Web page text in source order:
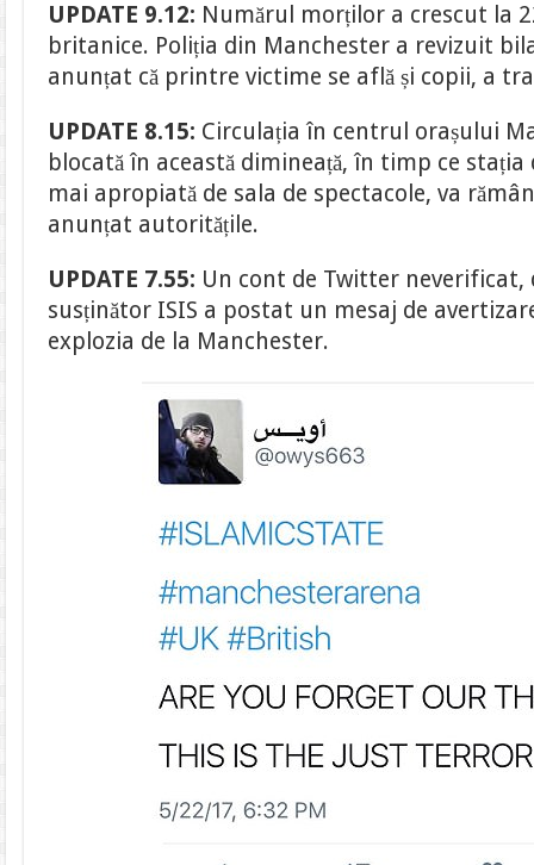
UPDATE 9.12: Numărul morților a crescut la
britanice. Poliția din Manchester a revizuit
anunțat că printre victime se află și copii, a
UPDATE 8.15: Circulația în centrul orașului
blocată în această dimineață, în timp ce
mai apropiată de sala de spectacole, va
anunțat autoritățile.
UPDATE 7.55: Un cont de Twitter
susținător ISIS a postat un mesaj de
explozia de la Manchester.